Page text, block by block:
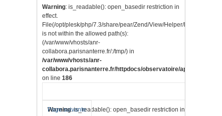
Warning: is_readable(): open_basedir restriction in
effect.
File(/opt/plesk/php/7.3/share/pear/Zend/View/Helper/Navigation/
is not within the allowed path(s):
(/var/www/vhosts/anr-
collabora.parisnanterre.fr/:/tmp/) in
/var/www/vhosts/anr-
collabora.parisnanterre.fr/httpdocs/observatoire/application/
on line 186
Warning: is_readable(): open_basedir restriction in effect.
Page suivante